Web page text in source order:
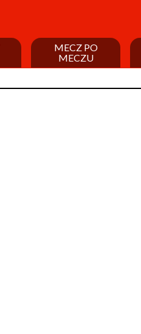
MECZ PO
MECZU